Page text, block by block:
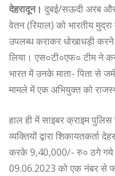
देहरादून। दुबई/सऊदी अरब और
वेतन (रियाल) को भारतीय
उपलब्ध कराकर धोखाधड़ी
लिया। एस०टी०एफ० टीम ने
भारत में उनके माता- पिता से
मामले में एक अभियुक्त को
हाल ही में साइबर क्राइम
व्यक्तियों द्वारा शिकायतकर्ता
करके 9,40,000/- रु० ठगे गये
09.06.2023 को एक नंबर से